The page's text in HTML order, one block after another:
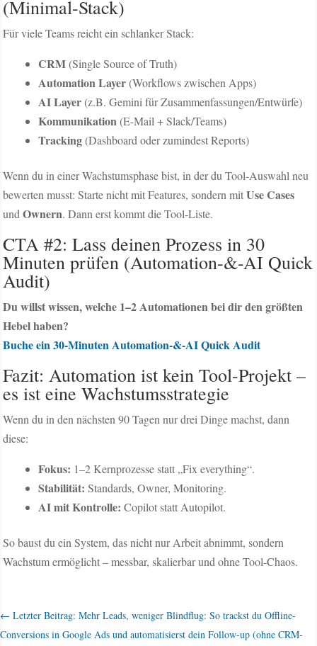
(Minimal-Stack)
Für viele Teams reicht ein schlanker Stack:
CRM(Single Source of Truth)
Automation Layer(Workflows zwischen Apps)
AI Layer(z.B. Gemini für Zusammenfassungen/Entwürfe)
Kommunikation(E-Mail + Slack/Teams)
Tracking(Dashboard oder zumindest Reports)
Wenn du in einer Wachstumsphase bist, in der du Tool-Auswahl neu
bewerten musst: Starte nicht mit Features, sondern mitUse Cases
undOwnern. Dann erst kommt die Tool-Liste.
CTA #2: Lass deinen Prozess in 30
Minuten prüfen (Automation-&-AI Quick
Audit)
Du willst wissen, welche 1–2 Automationen bei dir den größten
Hebel haben?
Buche ein 30‑Minuten Automation-&-AI Quick Audit
Fazit: Automation ist kein Tool-Projekt –
es ist eine Wachstumsstrategie
Wenn du in den nächsten 90 Tagen nur drei Dinge machst, dann
diese:
Fokus: 1–2 Kernprozesse statt „Fix everything“.
Stabilität: Standards, Owner, Monitoring.
AI mit Kontrolle: Copilot statt Autopilot.
So baust du ein System, das nicht nur Arbeit abnimmt, sondern
Wachstum ermöglicht – messbar, skalierbar und ohne Tool-Chaos.
← Letzter Beitrag: Mehr Leads, weniger Blindflug: So trackst du Offline-
Conversions in Google Ads und automatisierst dein Follow-up (ohne CRM-